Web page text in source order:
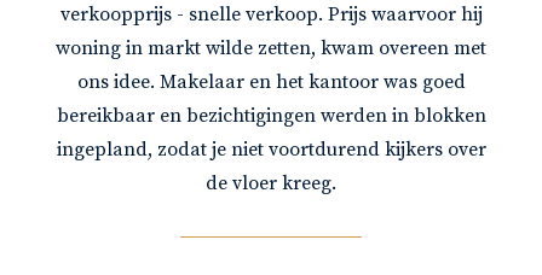
verkoopprijs - snelle verkoop. Prijs waarvoor hij
woning in markt wilde zetten, kwam overeen met
ons idee. Makelaar en het kantoor was goed
bereikbaar en bezichtigingen werden in blokken
ingepland, zodat je niet voortdurend kijkers over
de vloer kreeg.